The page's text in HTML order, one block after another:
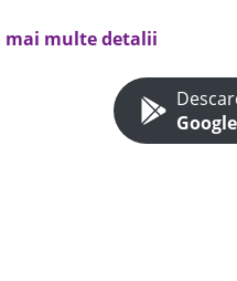
mai multe detalii